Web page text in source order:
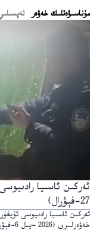
ﻣﯘﻧﺎﺳﯩﯟﻩﺗﻠﯩﻚ ﺧﻪﯞﻩﺭ
27-فېۋرال)
ئەركىن ئاسىيا رادىيوسى
خەۋەرلىرى (2026 -يىل 6-فېۋرال)